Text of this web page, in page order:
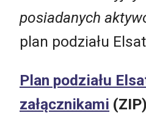
posiadanych
plan podziału
Plan podziału
załącznikami (ZIP)